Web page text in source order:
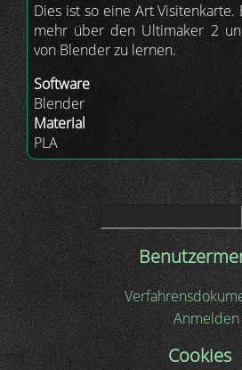
Dies ist so eine Art Visitenkarte.
mehr über den Ultimaker 2
von Blender zu lernen.
Software
Blender
Material
PLA
Anmelden
Cookies